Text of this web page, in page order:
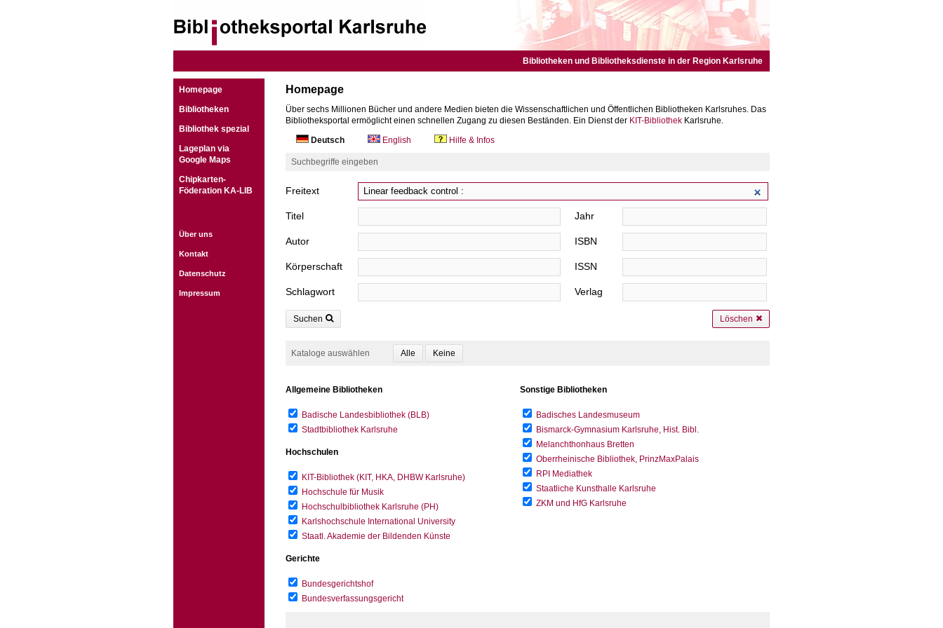
Bibliotheken und Bibliotheksdienste in der Region Karlsruhe
Homepage
Bibliotheken
Bibliothek spezial
Lageplan via
Google Maps
Chipkarten-
Föderation KA-LIB
Über uns
Kontakt
Datenschutz
Impressum
Homepage
Über sechs Millionen Bücher und andere Medien bieten die Wissenschaftlichen und Öffentlichen Bibliotheken Karlsruhes. Das
Bibliotheksportal ermöglicht einen schnellen Zugang zu diesen Beständen. Ein Dienst der KIT-Bibliothek Karlsruhe.
Deutsch
English Hilfe & Infos
Suchbegriffe eingeben
Freitext
Titel
Autor
Körperschaft
Schlagwort
Jahr
ISBN
ISSN
Verlag
Suchen Löschen
Kataloge auswählen
Allgemeine Bibliotheken
Badische Landesbibliothek (BLB)
Stadtbibliothek Karlsruhe
Hochschulen
KIT-Bibliothek (KIT, HKA, DHBW Karlsruhe)
Hochschule für Musik
Hochschulbibliothek Karlsruhe (PH)
Karlshochschule International University
Staatl. Akademie der Bildenden Künste
Gerichte
Bundesgerichtshof
Bundesverfassungsgericht
Sonstige Bibliotheken
Badisches Landesmuseum
Bismarck-Gymnasium Karlsruhe, Hist. Bibl.
Melanchthonhaus Bretten
Oberrheinische Bibliothek, PrinzMaxPalais
RPI Mediathek
Staatliche Kunsthalle Karlsruhe
ZKM und HfG Karlsruhe